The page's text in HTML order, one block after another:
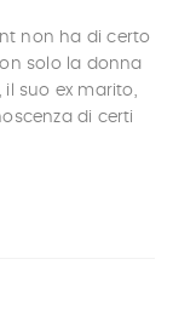
non ha di certo
solo la donna
suo ex marito,
di certi